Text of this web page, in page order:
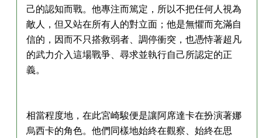
己的認知而戰。他專注而篤定，所以不把任何人視為
敵人，但又站在所有人的對立面；他是無懼而充滿自
信的，因而不只搭救弱者、調停衝突，也憑恃著超凡
的武力介入這場戰爭、尋求並執行自己所認定的正
義。
相當程度地，在此宮崎駿便是讓阿席達卡在扮演著娜
烏西卡的角色。他們同樣地始終在觀察、始終在思